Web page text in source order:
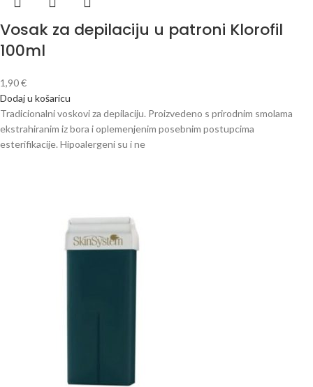
Vosak za depilaciju u patroni Klorofil
100ml
1,90€
Dodaj u košaricu
Tradicionalni voskovi za depilaciju. Proizvedeno s prirodnim smolama
ekstrahiranim iz bora i oplemenjenim posebnim postupcima
esterifikacije. Hipoalergeni su i ne